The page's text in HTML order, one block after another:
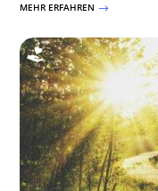
MEHR ERFAHREN $